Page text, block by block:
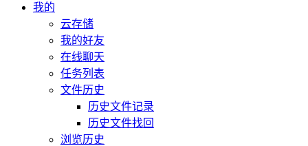
我的
云存储
我的好友
在线聊天
任务列表
文件历史
历史文件记录
历史文件找回
浏览历史